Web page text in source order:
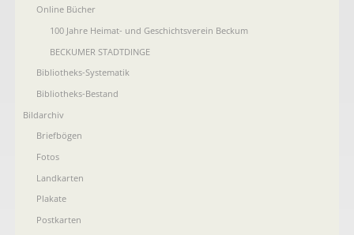
Online Bücher
100 Jahre Heimat- und Geschichtsverein Beckum
BECKUMER STADTDINGE
Bibliotheks-Systematik
Bibliotheks-Bestand
Bildarchiv
Briefbögen
Fotos
Landkarten
Plakate
Postkarten